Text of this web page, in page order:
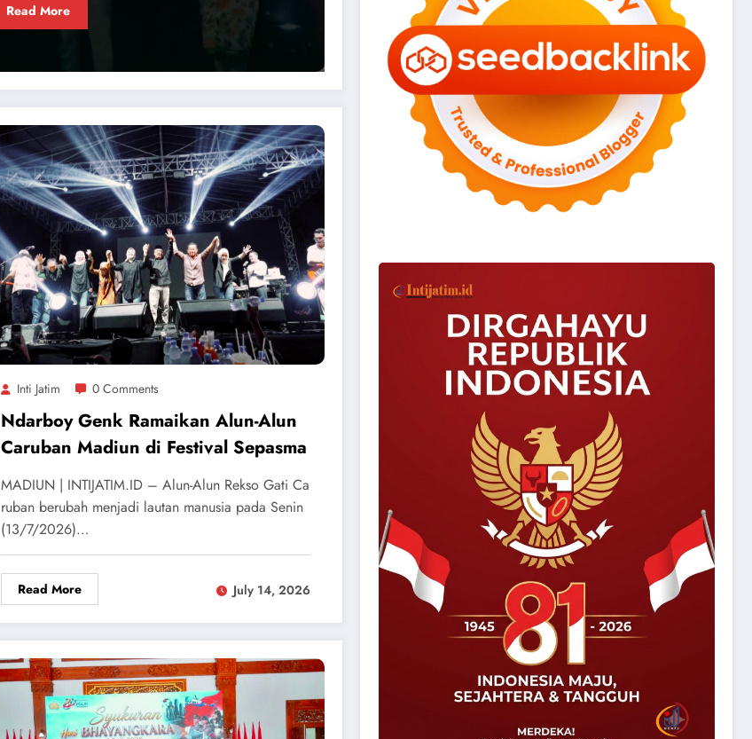
Read More
Inti Jatim 0 Comments
Ndarboy Genk Ramaikan Alun-Alun
Caruban Madiun di Festival Sepasma
MADIUN | INTIJATIM.ID – Alun-Alun Rekso Gati Ca
ruban berubah menjadi lautan manusia pada Senin
(13/7/2026)…
Read More July 14, 2026